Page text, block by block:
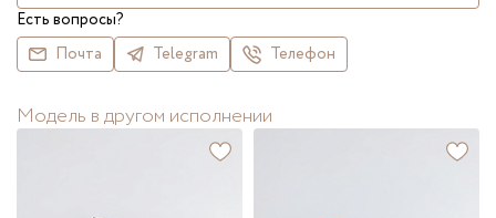
Есть вопросы?
Почта
Telegram Телефон
Модель в другом исполнении